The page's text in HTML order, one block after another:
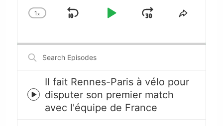
Change
1x
Skip
Play
JumpShare
Search
Episodes
Episode
play
icon
Il fait Rennes-Paris à vélo pour
disputer son premier match
avec l'équipe de France